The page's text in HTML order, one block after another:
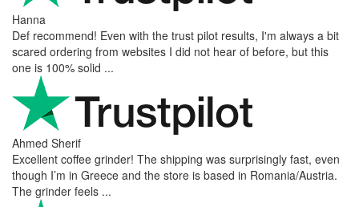
Hanna
Def recommend! Even with the trust pilot results, I'm always a bit
scared ordering from websites I did not hear of before, but this
one is 100% solid ...
Ahmed Sherif
Excellent coffee grinder! The shipping was surprisingly fast, even
though I’m in Greece and the store is based in Romania/Austria.
The grinder feels ...